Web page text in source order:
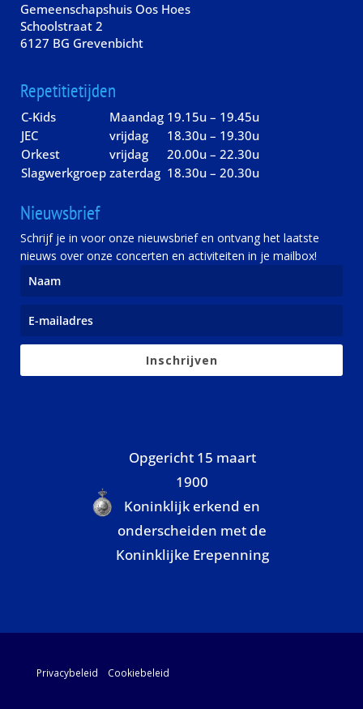
Gemeenschapshuis Oos Hoes
Schoolstraat 2
6127 BG Grevenbicht
Repetitietijden
C-Kids Maandag 19.15u – 19.45u
JEC
vrijdag
18.30u – 19.30u
Orkest
vrijdag
20.00u – 22.30u
Slagwerkgroep zaterdag 18.30u – 20.30u
Nieuwsbrief
Schrijf je in voor onze nieuwsbrief en ontvang het laatste
nieuws over onze concerten en activiteiten in je mailbox!
Inschrijven
Opgericht 15 maart
1900
Koninklijk erkend en
onderscheiden met de
Koninklijke Erepenning
Privacybeleid Cookiebeleid